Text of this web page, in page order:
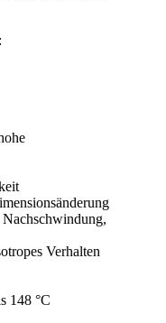
Nachschwindung,
Verhalten
148 °C